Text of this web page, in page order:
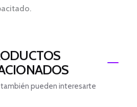
pueden interesarte